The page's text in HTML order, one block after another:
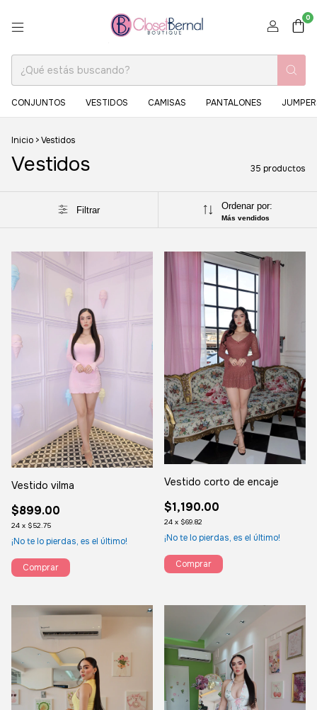
0
CONJUNTOS VESTIDOS CAMISAS PANTALONES
Inicio >Vestidos
Vestidos 35 productos
Filtrar Ordenar por:
Más vendidos
Vestido vilma
$899.00
24 x $52.75
¡No te lo pierdas, es el último!
Comprar
Vestido corto de encaje
$1,190.00
24 x $69.82
¡No te lo pierdas, es el último!
Comprar